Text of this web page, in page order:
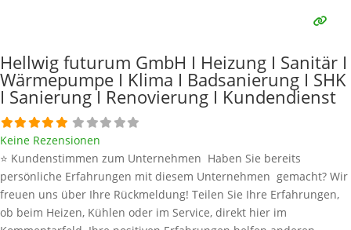
aus öffentlich verfügbaren Quellen. Wärmepumpen-Marken und
Hellwig futurum GmbH I Heizung I Sanitär I
Wärmepumpe I Klima I Badsanierung I SHK
I Sanierung I Renovierung I Kundendienst
Keine Rezensionen
⭐ Kundenstimmen zum Unternehmen Haben Sie bereits
persönliche Erfahrungen mit diesem Unternehmen gemacht? Wir
freuen uns über Ihre Rückmeldung! Teilen Sie Ihre Erfahrungen,
ob beim Heizen, Kühlen oder im Service, direkt hier im